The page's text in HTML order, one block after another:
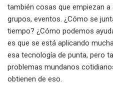
también cosas que empiezan
grupos, eventos. ¿Cómo se
tiempo? ¿Cómo podemos
es que se está aplicando
esa tecnología de punta, pero
problemas mundanos
obtienen de eso.